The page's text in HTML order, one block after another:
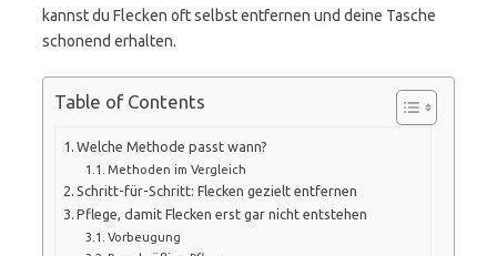
kannst du Flecken oft selbst entfernen und deine Tasche
schonend erhalten.
Table of Contents
Welche Methode passt wann?
Methoden im Vergleich
Schritt-für-Schritt: Flecken gezielt entfernen
Pflege, damit Flecken erst gar nicht entstehen
Vorbeugung